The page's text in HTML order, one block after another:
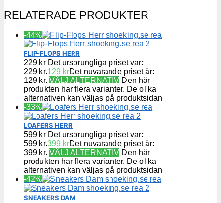
RELATERADE PRODUKTER
-44%
FLIP-FLOPS HERR
229kr Det ursprungliga priset var:
229 kr.129 krDet nuvarande priset är:
129 kr. VÄLJ ALTERNATIV Den här
produkten har flera varianter. De olika
alternativen kan väljas på produktsidan
-33%
LOAFERS HERR
599kr Det ursprungliga priset var:
599 kr.399 krDet nuvarande priset är:
399 kr. VÄLJ ALTERNATIV Den här
produkten har flera varianter. De olika
alternativen kan väljas på produktsidan
-42%
SNEAKERS DAM